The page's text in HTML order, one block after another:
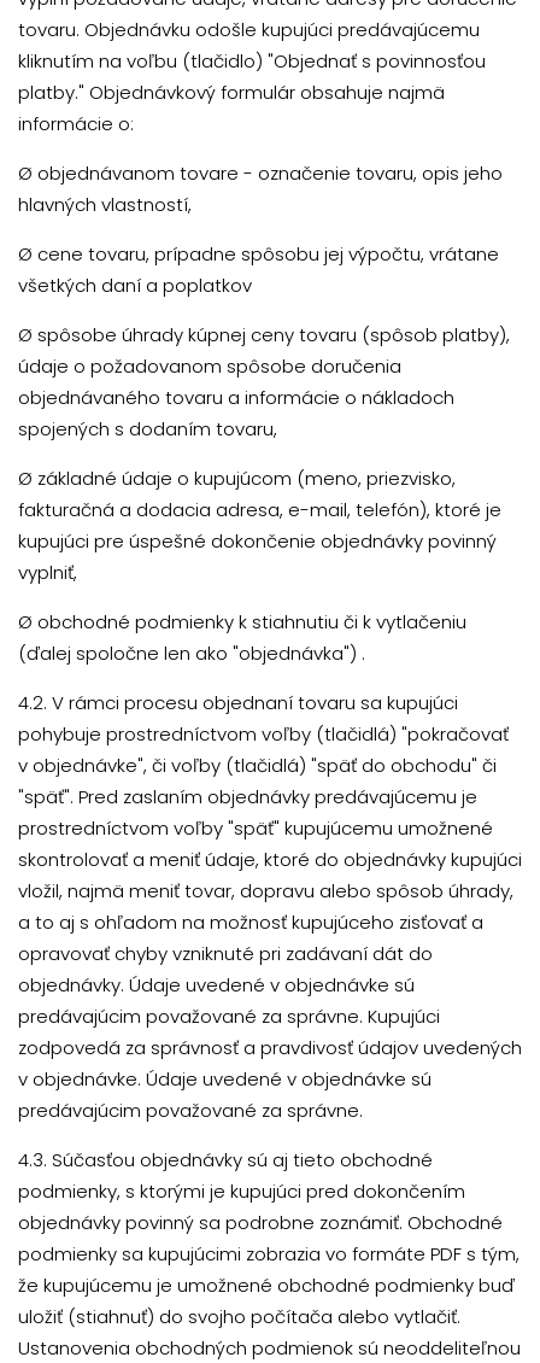
tovaru. Objednávku odošle kupujúci predávajúcemu
kliknutím na voľbu (tlačidlo) "Objednať s povinnosťou
platby." Objednávkový formulár obsahuje najmä
informácie o:
Ø objednávanom tovare - označenie tovaru, opis jeho
hlavných vlastností,
Ø cene tovaru, prípadne spôsobu jej výpočtu, vrátane
všetkých daní a poplatkov
Ø spôsobe úhrady kúpnej ceny tovaru (spôsob platby),
údaje o požadovanom spôsobe doručenia
objednávaného tovaru a informácie o nákladoch
spojených s dodaním tovaru,
Ø základné údaje o kupujúcom (meno, priezvisko,
fakturačná a dodacia adresa, e-mail, telefón), ktoré je
kupujúci pre úspešné dokončenie objednávky povinný
vyplniť,
Ø obchodné podmienky k stiahnutiu či k vytlačeniu
(ďalej spoločne len ako "objednávka") .
4.2. V rámci procesu objednaní tovaru sa kupujúci
pohybuje prostredníctvom voľby (tlačidlá) "pokračovať
v objednávke", či voľby (tlačidlá) "späť do obchodu" či
"späť". Pred zaslaním objednávky predávajúcemu je
prostredníctvom voľby "späť" kupujúcemu umožnené
skontrolovať a meniť údaje, ktoré do objednávky kupujúci
vložil, najmä meniť tovar, dopravu alebo spôsob úhrady,
a to aj s ohľadom na možnosť kupujúceho zisťovať a
opravovať chyby vzniknuté pri zadávaní dát do
objednávky. Údaje uvedené v objednávke sú
predávajúcim považované za správne. Kupujúci
zodpovedá za správnosť a pravdivosť údajov uvedených
v objednávke. Údaje uvedené v objednávke sú
predávajúcim považované za správne.
4.3. Súčasťou objednávky sú aj tieto obchodné
podmienky, s ktorými je kupujúci pred dokončením
objednávky povinný sa podrobne zoznámiť. Obchodné
podmienky sa kupujúcimi zobrazia vo formáte PDF s tým,
že kupujúcemu je umožnené obchodné podmienky buď
uložiť (stiahnuť) do svojho počítača alebo vytlačiť.
Ustanovenia obchodných podmienok sú neoddeliteľnou